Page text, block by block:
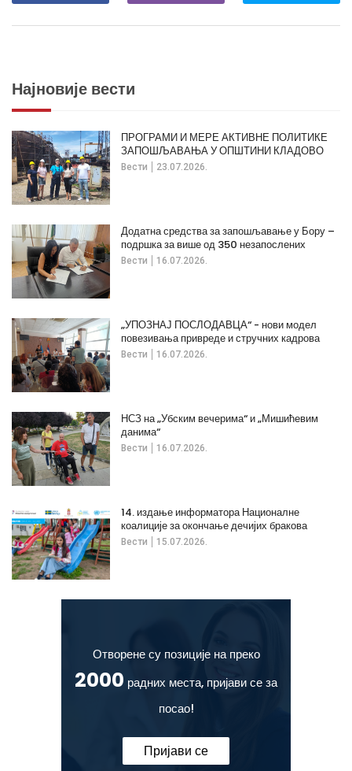
Најновије вести
Вести 23.07.2026.
ПРОГРАМИ И МЕРЕ АКТИВНЕ ПОЛИТИКЕ
ЗАПОШЉАВАЊА У ОПШТИНИ КЛАДОВО
Вести 16.07.2026.
Додатна средства за запошљавање у Бору –
подршка за више од 350 незапослених
Вести 16.07.2026.
„УПОЗНАЈ ПОСЛОДАВЦА“ - нови модел
повезивања привреде и стручних кадрова
Вести 16.07.2026.
НСЗ на „Убским вечерима“ и „Мишићевим
данима“
Вести 15.07.2026.
14. издање информатора Националне
коалиције за окончање дечијих бракова
Отворене су позиције на преко
2000 радних места, пријави се за
посао!
Пријави се